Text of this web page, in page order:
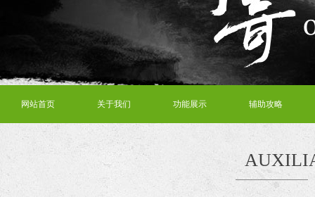
网站首页 关于我们 功能展示 辅助攻略